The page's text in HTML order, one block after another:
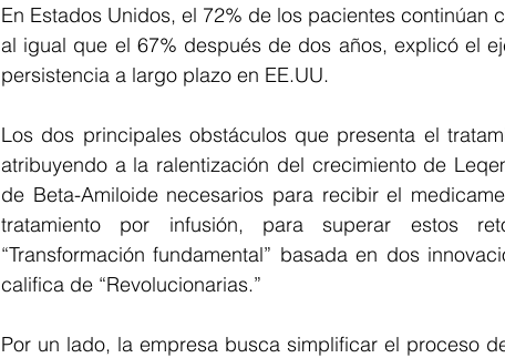
En Estados Unidos, el 72% de los pacientes continúan
al igual que el 67% después de dos años, explicó el
persistencia a largo plazo en EE.UU.
Los dos principales obstáculos que presenta el
atribuyendo a la ralentización del crecimiento de
de Beta-Amiloide necesarios para recibir el
tratamiento por infusión, para superar estos
“Transformación fundamental” basada en dos
califica de “Revolucionarias.”
Por un lado, la empresa busca simplificar el proceso